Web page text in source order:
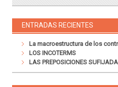
ENTRADAS RECIENTES
La macroestructura de los
LOS INCOTERMS
LAS PREPOSICIONES